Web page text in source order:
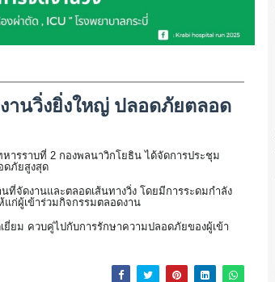
านวิ่งยิ่งใหญ่ ปลอดภัยตลอด
ารราบที่ 2 กองพลนาวิกโยธิน ได้จัดการประชุม
ดภัยสูงสุด
จัดงานและตลอดเส้นทางวิ่ง โดยมีการระดมกำลัง
แก่ผู้เข้าร่วมกิจกรรมตลอดงาน
ยม ควบคู่ไปกับการรักษาความปลอดภัยของผู้เข้า